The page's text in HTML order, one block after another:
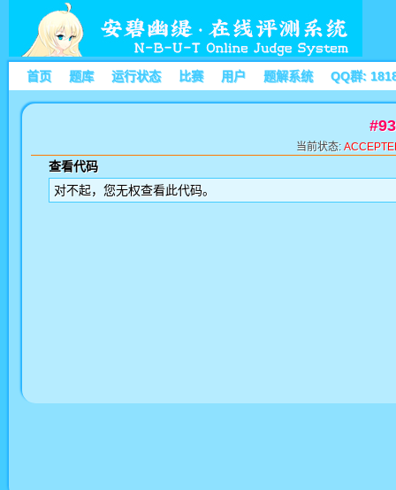
首页 题库 运行状态 比赛 用户 题解系统 QQ群:
当前状态:
查看代码
对不起，您无权查看此代码。